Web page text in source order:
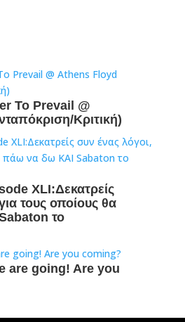
To Prevail @
Κριτική)
XLI:Δεκατρείς
τους οποίους θα
το
are going! Are you